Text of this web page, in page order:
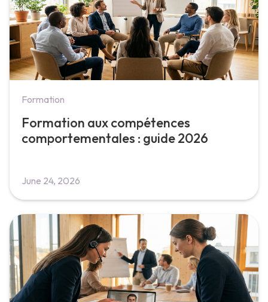
Formation
Formation aux compétences
comportementales : guide 2026
June 24, 2026